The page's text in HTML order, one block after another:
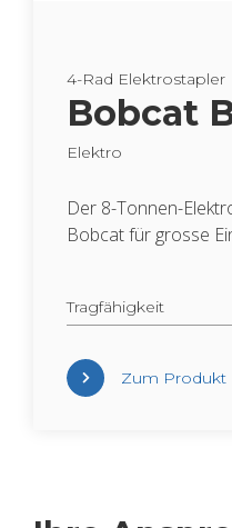
4-Rad Elek­tro­stap­ler
Bob­cat
Elek­tro
Der 8-Ton­nen-
Bob­cat für gros­se
Trag­fä­hig­keit
Zum Pro­dukt